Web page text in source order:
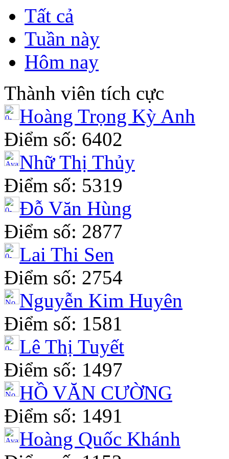
Tất cả
Tuần này
Hôm nay
Thành viên tích cực
Hoàng Trọng Kỳ Anh
Điểm số: 6402
Nhữ Thị Thủy
Điểm số: 5319
Đỗ Văn Hùng
Điểm số: 2877
Lai Thi Sen
Điểm số: 2754
Nguyễn Kim Huyên
Điểm số: 1581
Lê Thị Tuyết
Điểm số: 1497
HỒ VĂN CƯỜNG
Điểm số: 1491
Hoàng Quốc Khánh